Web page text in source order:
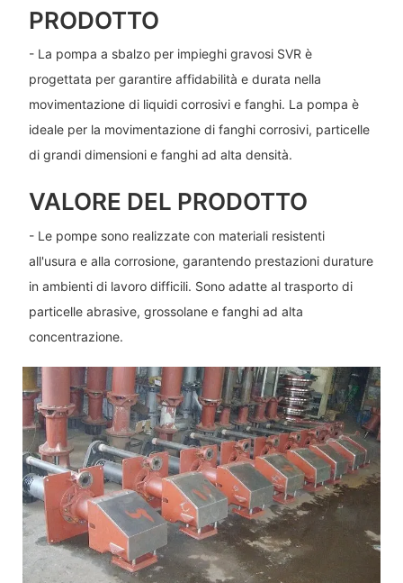
PRODOTTO
- La pompa a sbalzo per impieghi gravosi SVR è
progettata per garantire affidabilità e durata nella
movimentazione di liquidi corrosivi e fanghi. La pompa è
ideale per la movimentazione di fanghi corrosivi, particelle
di grandi dimensioni e fanghi ad alta densità.
VALORE DEL PRODOTTO
- Le pompe sono realizzate con materiali resistenti
all'usura e alla corrosione, garantendo prestazioni durature
in ambienti di lavoro difficili. Sono adatte al trasporto di
particelle abrasive, grossolane e fanghi ad alta
concentrazione.